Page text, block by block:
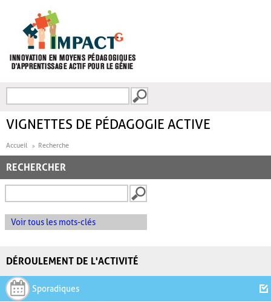
FORMULAIRE DE
VIGNETTES DE PÉDAGOGIE ACTIVE
Accueil Recherche
RECHERCHER
Voir tous les mots-clés
DÉROULEMENT DE L'ACTIVITÉ
Sporadiques